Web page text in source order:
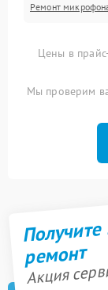
Ремонт
Цены в
Мы проверим
ремонт
Акция